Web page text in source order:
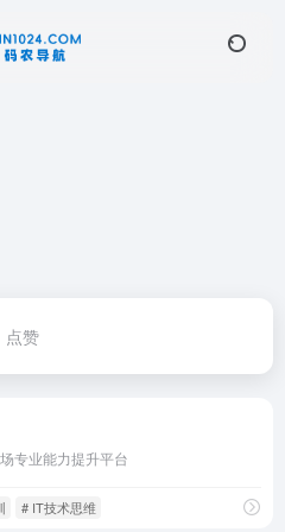
点赞
专业能力提升平台
# IT技术思维